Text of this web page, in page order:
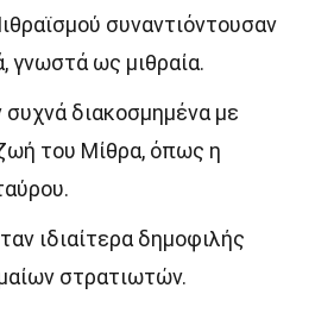
συναντιόντουσαν
γνωστά ως μιθραία.
συχνά διακοσμημένα με
του Μίθρα, όπως η
ιδιαίτερα δημοφιλής
στρατιωτών.